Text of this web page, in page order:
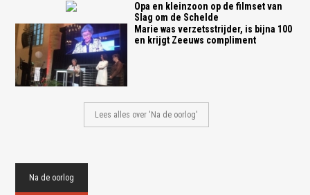
Opa en kleinzoon op de filmset van
Slag om de Schelde
Marie was verzetsstrijder, is bijna 100
en krijgt Zeeuws compliment
Lees alles over 'Na de oorlog'
Na de oorlog